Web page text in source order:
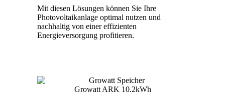
Mit diesen Lösungen können Sie Ihre
Photovoltaikanlage optimal nutzen und
nachhaltig von einer effizienten
Energieversorgung profitieren.
Growatt ARK 10.2kWh